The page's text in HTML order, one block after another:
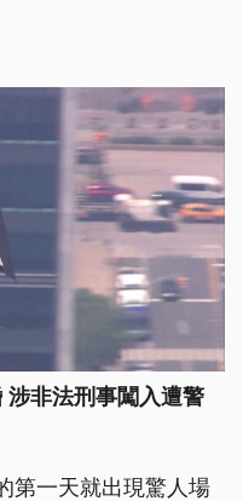
非法刑事闖入遭警
第一天就出現驚人場